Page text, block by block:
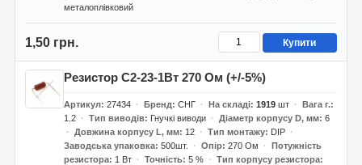
металоплівковий
1,50 грн. Купити
Резистор С2-23-1Вт 270 Ом (+/-5%)
Артикул 27434 Бренд СНГ На складі 1919шт
Вага г.
1.2
Тип виводів Гнучкі виводи Діаметр корпусу D, мм 6
Довжина корпусу L, мм
12 Тип монтажу
DIP
Заводська упаковка 500шт. Опір 270 Ом
Потужність
резистора
1 Вт Точність 5 %
Тип корпусу резистора